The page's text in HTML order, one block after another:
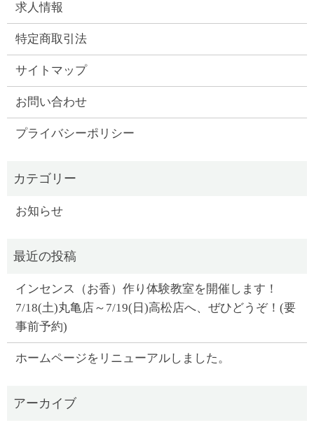
求人情報
特定商取引法
サイトマップ
お問い合わせ
プライバシーポリシー
お知らせ
インセンス（お香）作り体験教室を開催します！
7/18(土)丸亀店～7/19(日)高松店へ、ぜひどうぞ！(要
事前予約)
ホームページをリニューアルしました。